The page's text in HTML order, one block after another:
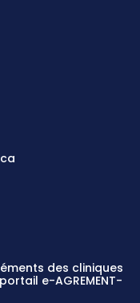
des cliniques
e-AGREMENT-